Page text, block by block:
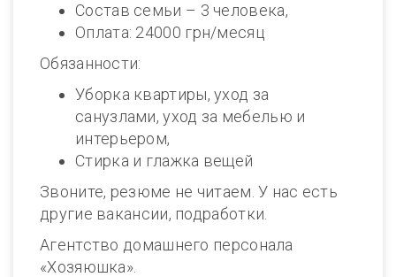
Состав семьи – 3 человека,
Оплата: 24000 грн/месяц
Обязанности:
Уборка квартиры, уход за
санузлами, уход за мебелью и
интерьером,
Стирка и глажка вещей
Звоните, резюме не читаем. У нас есть
другие вакансии, подработки.
Агентство домашнего персонала
«Хозяюшка».